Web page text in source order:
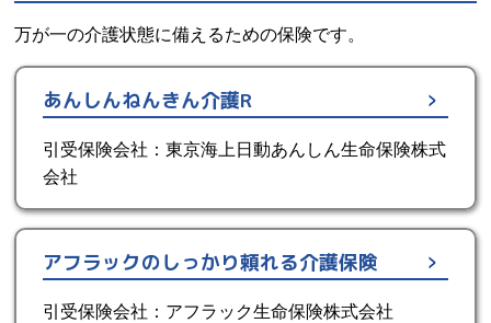
万が一の介護状態に備えるための保険です。
あんしんねんきん介護R
引受保険会社：東京海上日動あんしん生命保険株式
会社
アフラックのしっかり頼れる介護保険
引受保険会社：アフラック生命保険株式会社